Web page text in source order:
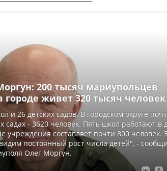
200 тысяч мариупольцев
городе живет 320 тысяч человек
и 26 детских садов. В городском округе
садах - 3620 человек. Пять школ работают в
учреждения составляет почти 800 человек.
постоянный рост числа детей", -
Олег Моргун.